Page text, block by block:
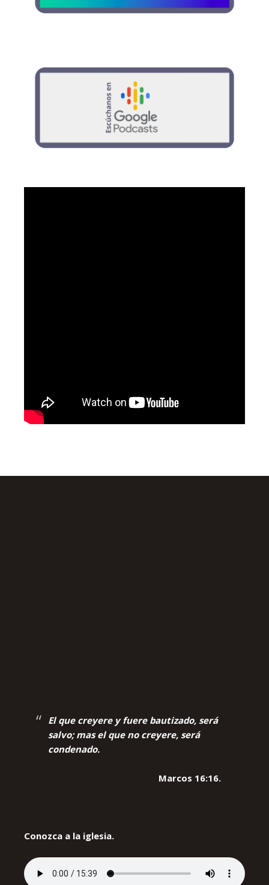
El que creyere y fuere bautizado, será
salvo; mas el que no creyere, será
condenado.
Marcos 16:16.
Conozca a la iglesia.